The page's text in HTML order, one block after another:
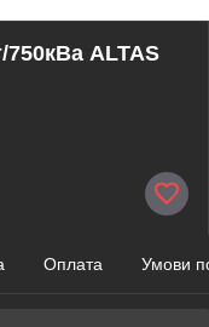
ALTAS
Оплата Умови